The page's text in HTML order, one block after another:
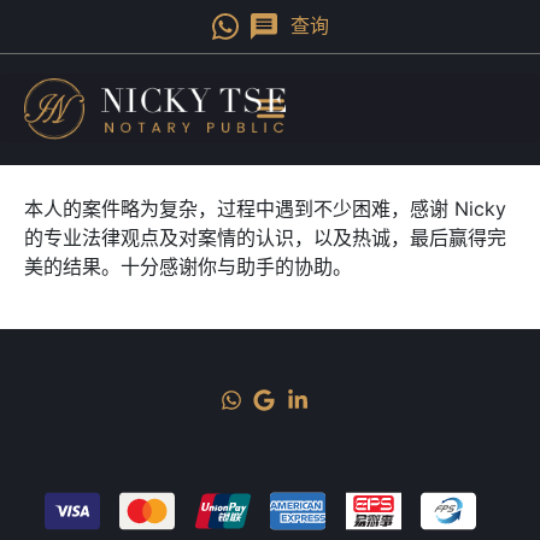
查询
本人的案件略为复杂，过程中遇到不少困难，感谢 Nicky
的专业法律观点及对案情的认识，以及热诚，最后赢得完
美的结果。十分感谢你与助手的协助。